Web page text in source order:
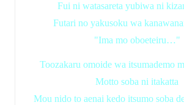
Fui ni watasareta yubiwa ni
Futari no yakusoku wa
"Ima mo oboeteiru…"
Toozakaru omoide wa itsumademo
Motto soba ni itakatta
Mou nido to aenai kedo itsumo soba